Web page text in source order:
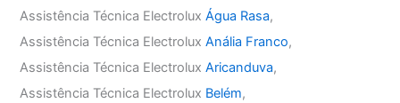
Assistência Técnica ElectroluxÁgua Rasa,
Assistência Técnica ElectroluxAnália Franco,
Assistência Técnica ElectroluxAricanduva,
Assistência Técnica Electrolux Belém,